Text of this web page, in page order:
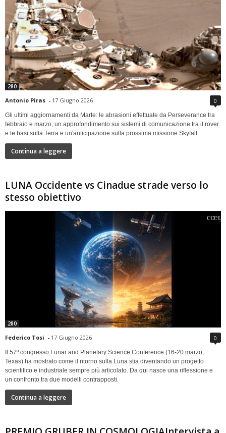
280
Antonio Piras - 17 Giugno 2026 0
Gli ultimi aggiornamenti da Marte: le abrasioni effettuate da Perseverance tra
febbraio e marzo, un approfondimento sui sistemi di comunicazione tra il rover
e le basi sulla Terra e un'anticipazione sulla prossima missione Skyfall
Continua a leggere
LUNA Occidente vs Cinadue strade verso lo
stesso obiettivo
280
Federico Tosi - 17 Giugno 2026 0
Il 57º congresso Lunar and Planetary Science Conference (16-20 marzo,
Texas) ha mostrato come il ritorno sulla Luna stia diventando un progetto
scientifico e industriale sempre più articolato. Da qui nasce una riflessione e
un confronto tra due modelli contrapposti.
Continua a leggere